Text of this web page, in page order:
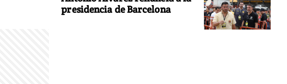
presidencia de Barcelona